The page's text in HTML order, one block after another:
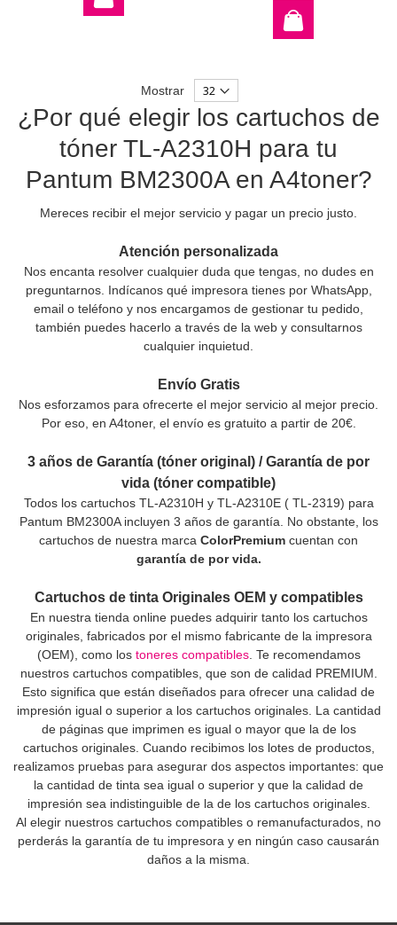
Mostrar
¿Por qué elegir los cartuchos de
tóner TL-A2310H para tu
Pantum BM2300A en A4toner?
Mereces recibir el mejor servicio y pagar un precio justo.
Atención personalizada
Nos encanta resolver cualquier duda que tengas, no dudes en
preguntarnos. Indícanos qué impresora tienes por WhatsApp,
email o teléfono y nos encargamos de gestionar tu pedido,
también puedes hacerlo a través de la web y consultarnos
cualquier inquietud.
Envío Gratis
Nos esforzamos para ofrecerte el mejor servicio al mejor precio.
Por eso, en A4toner, el envío es gratuito a partir de 20€.
3 años de Garantía (tóner original) / Garantía de por
vida (tóner compatible)
Todos los cartuchos TL-A2310H y TL-A2310E ( TL-2319) para
Pantum BM2300A incluyen 3 años de garantía. No obstante, los
cartuchos de nuestra marca ColorPremium cuentan con
garantía de por vida.
Cartuchos de tinta Originales OEM y compatibles
En nuestra tienda online puedes adquirir tanto los cartuchos
originales, fabricados por el mismo fabricante de la impresora
(OEM), como los toneres compatibles. Te recomendamos
nuestros cartuchos compatibles, que son de calidad PREMIUM.
Esto significa que están diseñados para ofrecer una calidad de
impresión igual o superior a los cartuchos originales. La cantidad
de páginas que imprimen es igual o mayor que la de los
cartuchos originales. Cuando recibimos los lotes de productos,
realizamos pruebas para asegurar dos aspectos importantes: que
la cantidad de tinta sea igual o superior y que la calidad de
impresión sea indistinguible de la de los cartuchos originales.
Al elegir nuestros cartuchos compatibles o remanufacturados, no
perderás la garantía de tu impresora y en ningún caso causarán
daños a la misma.